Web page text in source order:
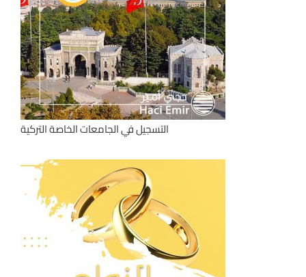
التسجيل في الجامعات الخاصة التركية